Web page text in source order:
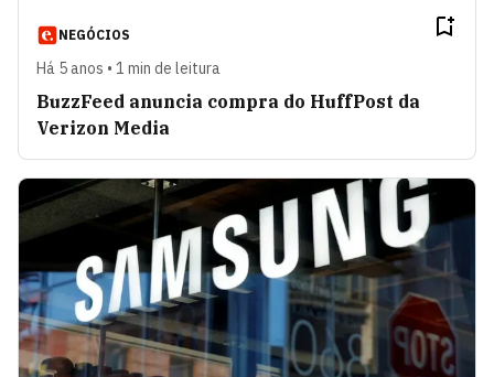
NEGÓCIOS
Há 5 anos • 1 min de leitura
BuzzFeed anuncia compra do HuffPost da
Verizon Media